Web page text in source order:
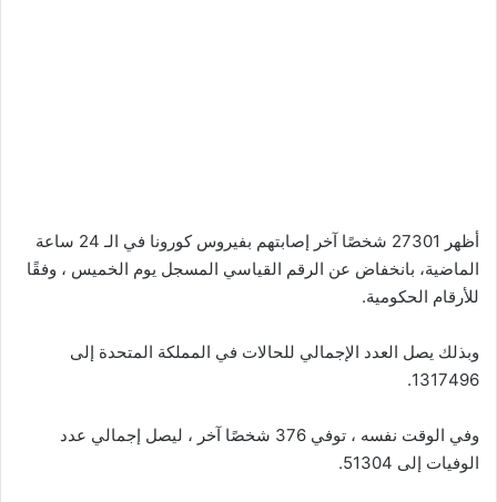
أظهر 27301 شخصًا آخر إصابتهم بفيروس كورونا في الـ 24 ساعة
الماضية، بانخفاض عن الرقم القياسي المسجل يوم الخميس ، وفقًا
للأرقام الحكومية.
وبذلك يصل العدد الإجمالي للحالات في المملكة المتحدة إلى
1317496.
وفي الوقت نفسه ، توفي 376 شخصًا آخر ، ليصل إجمالي عدد
الوفيات إلى 51304.